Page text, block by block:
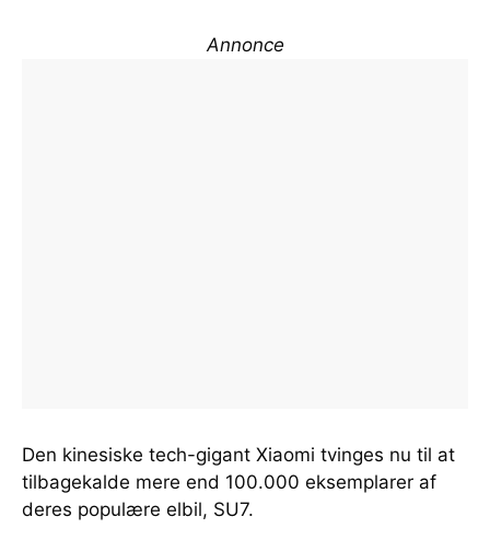
Annonce
Den kinesiske tech-gigant Xiaomi tvinges nu til at
tilbagekalde mere end 100.000 eksemplarer af
deres populære elbil, SU7.